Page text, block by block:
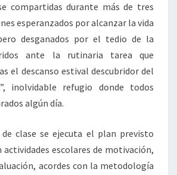
compartidas durante más de tres
esperanzados por alcanzar la vida
desganados por el tedio de la
ante la rutinaria tarea que
el descanso estival descubridor del
inolvidable refugio donde todos
algún día.
de clase se ejecuta el plan previsto
actividades escolares de motivación,
acordes con la metodología